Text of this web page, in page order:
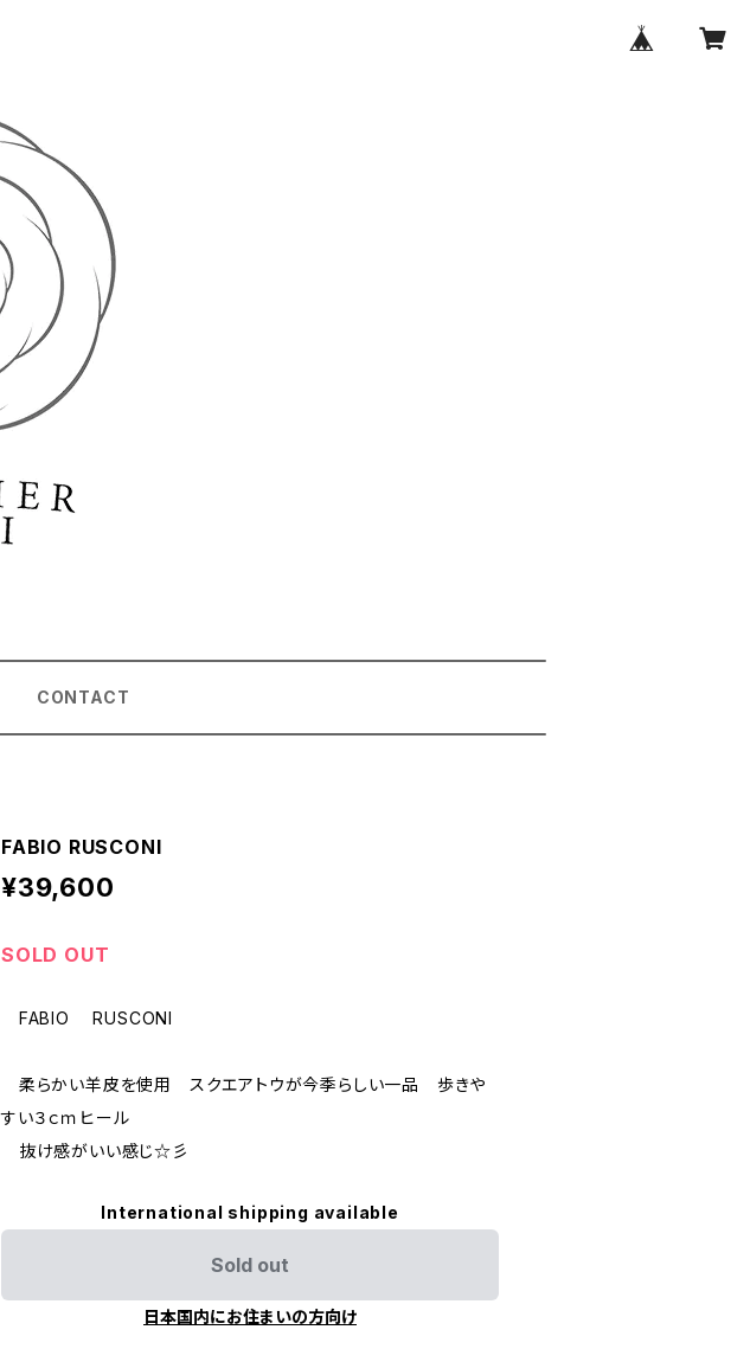
CONTACT
FABIO RUSCONI
¥39,600
SOLD OUT
FABIO RUSCONI
柔らかい羊皮を使用 スクエアトウが今季らしい一品 歩きや
すい３ｃｍヒール
抜け感がいい感じ☆彡
International shipping available
Sold out
日本国内にお住まいの方向け